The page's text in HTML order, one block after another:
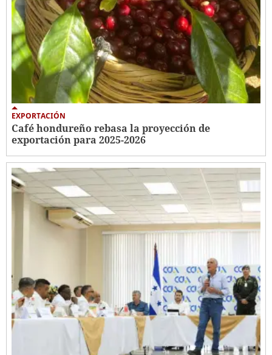
EXPORTACIÓN
Café hondureño rebasa la proyección de
exportación para 2025-2026